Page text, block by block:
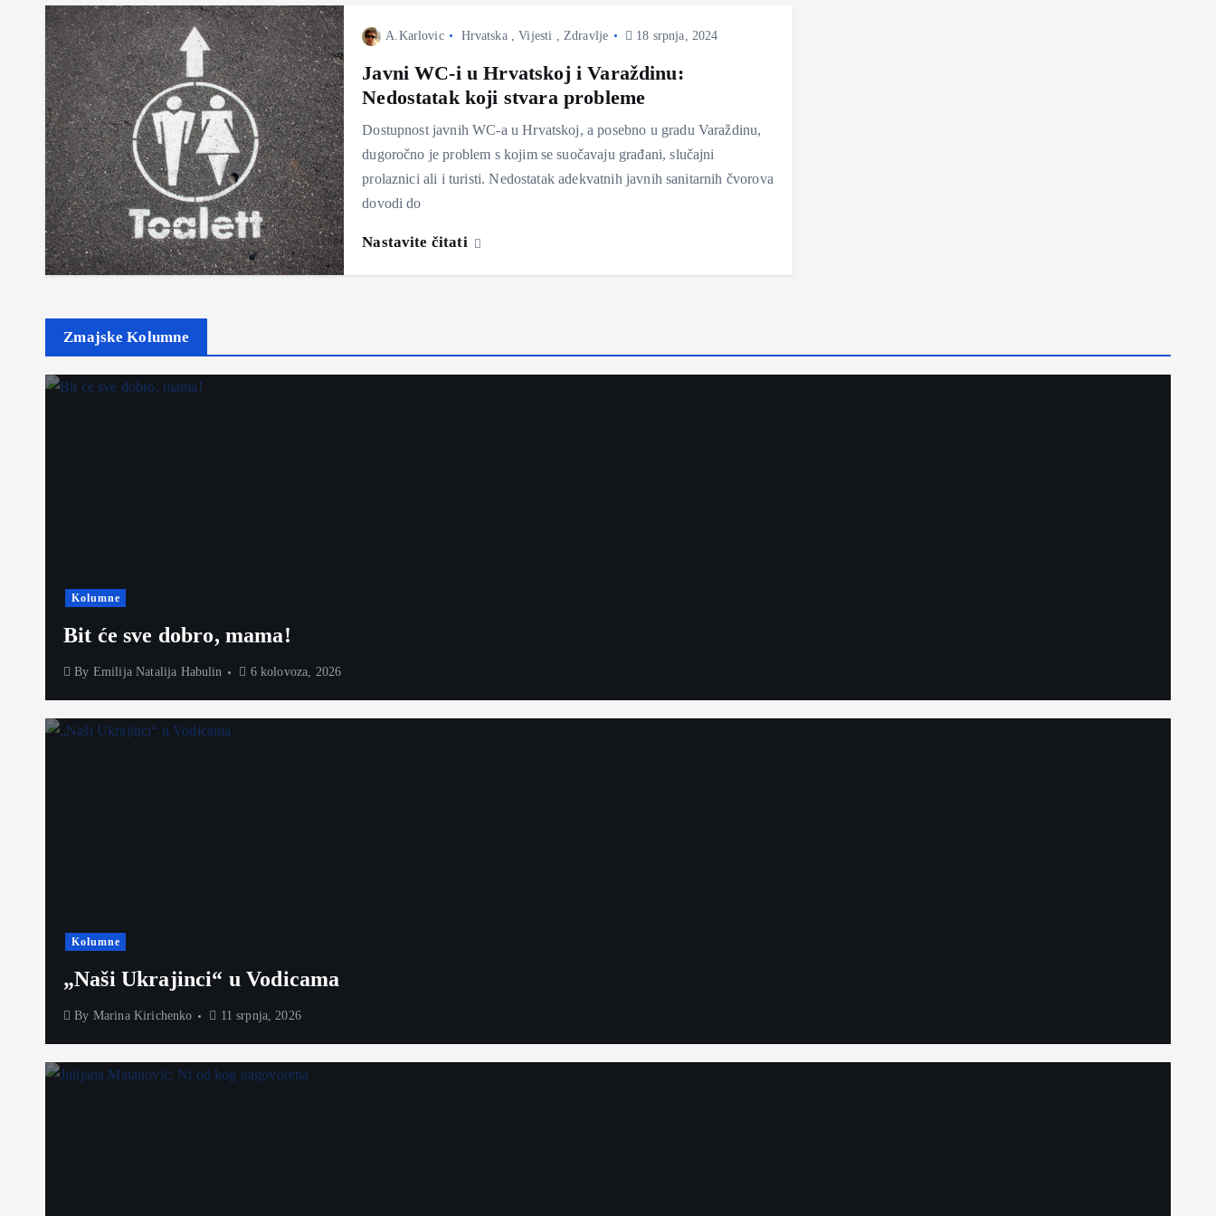
A.Karlovic Hrvatska,Vijesti , Zdravlje 18 srpnja, 2024
Javni WC-i u Hrvatskoj i Varaždinu:
Nedostatak koji stvara probleme
Dostupnost javnih WC-a u Hrvatskoj, a posebno u gradu Varaždinu,
dugoročno je problem s kojim se suočavaju građani, slučajni
prolaznici ali i turisti. Nedostatak adekvatnih javnih sanitarnih čvorova
dovodi do
Nastavite čitati
Zmajske Kolumne
Kolumne
Bit će sve dobro, mama!
By Emilija Natalija Habulin 6 kolovoza, 2026
Kolumne
„Naši Ukrajinci“ u Vodicama
By Marina Kirichenko 11 srpnja, 2026